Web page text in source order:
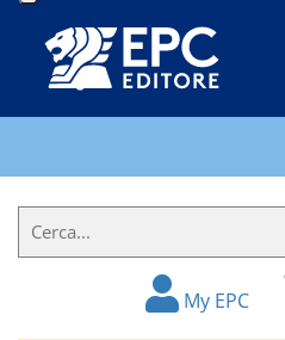
LIBRI
IL
FORMATORE
My EPC